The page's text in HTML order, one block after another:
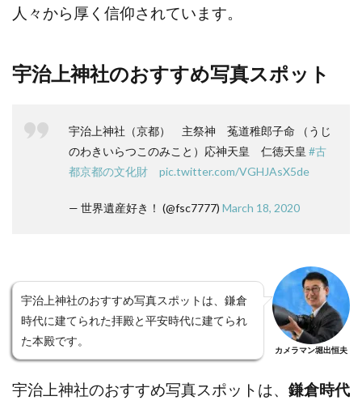
人々から厚く信仰されています。
宇治上神社のおすすめ写真スポット
宇治上神社（京都） 主祭神 菟道稚郎子命 （うじ
のわきいらつこのみこと）応神天皇 仁徳天皇 #古
都京都の文化財
pic.twitter.com/VGHJAsX5de
— 世界遺産好き！ (@fsc7777) March 18, 2020
宇治上神社のおすすめ写真スポットは、鎌倉
時代に建てられた拝殿と平安時代に建てられ
た本殿です。
カメラマン堀出恒夫
宇治上神社のおすすめ写真スポットは、 鎌倉時代